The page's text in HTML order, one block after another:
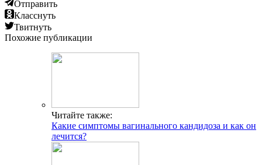
Отправить
Класснуть
Твитнуть
Похожие публикации
Читайте также:
Какие симптомы вагинального кандидоза и как он
лечится?